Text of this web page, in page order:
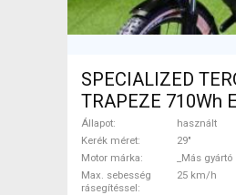
SPECIALIZED
TRAPEZE 710Wh
Trekking/cross 25
gyártó 700 + Wh
ELADÓ
Állapot
használt
Kerék méret
29"
Motor márka
_Más gyártó
Max. sebesség
rásegítéssel
25 km/h